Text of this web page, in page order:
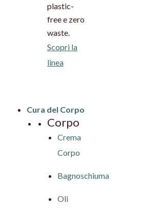
plastic-
free e zero
waste.
Scopri la
linea
Cura del Corpo
Corpo
Crema
Corpo
Bagnoschiuma
Oli